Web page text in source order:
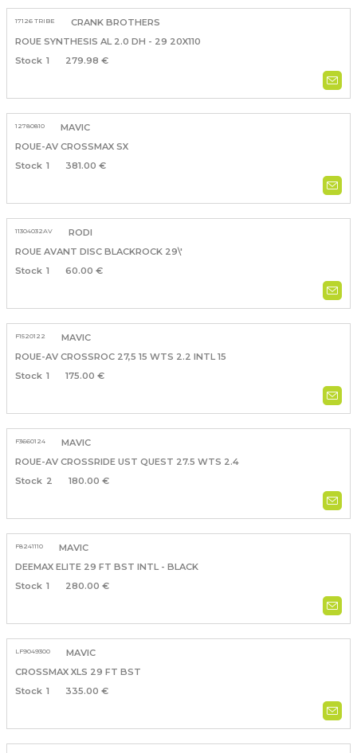
17126 TRIBE
CRANK BROTHERS
ROUE SYNTHESIS AL 2.0 DH - 29 20X110
1
279.98 €
12780810
MAVIC
ROUE-AV CROSSMAX SX
1
381.00 €
11304032AV
RODI
ROUE AVANT DISC BLACKROCK 29\'
1
60.00 €
F1520122
MAVIC
ROUE-AV CROSSROC 27,5 15 WTS 2.2 INTL 15
1
175.00 €
F3660124
MAVIC
ROUE-AV CROSSRIDE UST QUEST 27.5 WTS 2.4
2
180.00 €
F8241110
MAVIC
DEEMAX ELITE 29 FT BST INTL - BLACK
1
280.00 €
LF9049300
MAVIC
CROSSMAX XLS 29 FT BST
1
335.00 €